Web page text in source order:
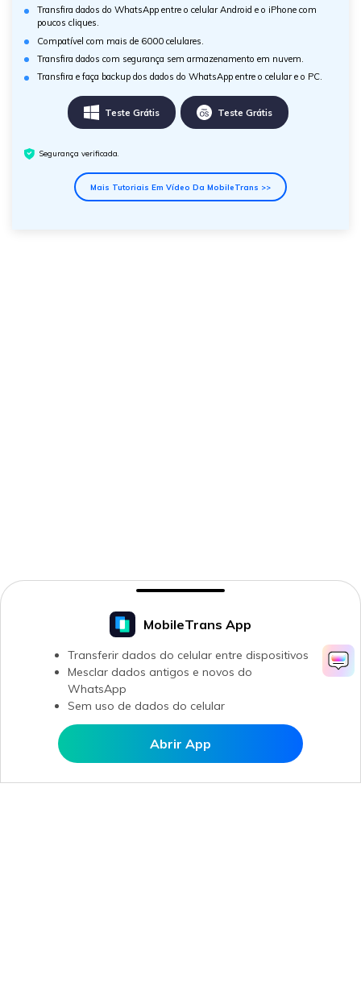
Abrir MobileTrans APP
MobileTrans App
Transferir dados do celular entre dispositivos
Mesclar dados antigos e novos do
WhatsApp
Sem uso de dados do celular
Abrir App
Transfira dados do WhatsApp entre o celular Android e o iPhone com
poucos cliques.
Compatível com mais de 6000 celulares.
Transfira dados com segurança sem armazenamento em nuvem.
Transfira e faça backup dos dados do WhatsApp entre o celular e o PC.
Teste Grátis Teste Grátis
Segurança verificada.
Mais Tutoriais Em Vídeo Da MobileTrans >>